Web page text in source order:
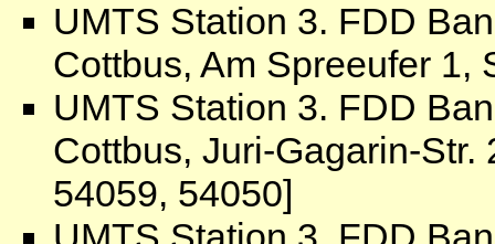
UMTS Station 3. FDD
Cottbus, Am Spreeufer 1,
UMTS Station 3. FDD
Cottbus, Juri-Gagarin-
54059, 54050]